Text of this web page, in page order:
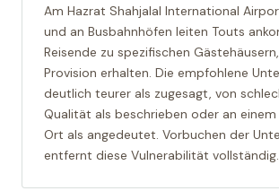
Am Hazrat Shahjalal International
und an Busbahnhöfen leiten Touts
Reisende zu spezifischen
Provision erhalten. Die empfohlene
deutlich teurer als zugesagt, von
Qualität als beschrieben oder an einem
Ort als angedeutet. Vorbuchen der
entfernt diese Vulnerabilität vollständig.